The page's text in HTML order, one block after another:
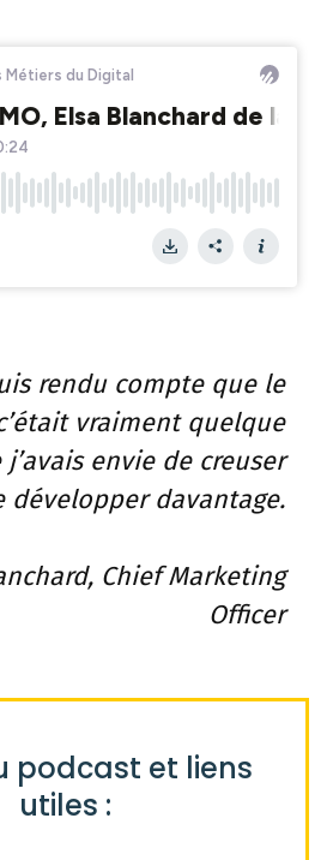
rendu compte que le
vraiment quelque
envie de creuser
développer davantage.
Chief Marketing
Officer
podcast et liens
utiles :